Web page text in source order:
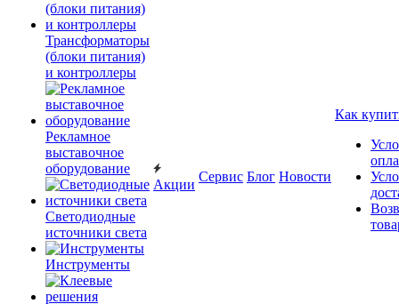
Трансформаторы
(блоки питания)
и контроллеры
Рекламное
выставочное
оборудование
Светодиодные
источники света
Инструменты
Акции
Сервис Блог Новости
Как